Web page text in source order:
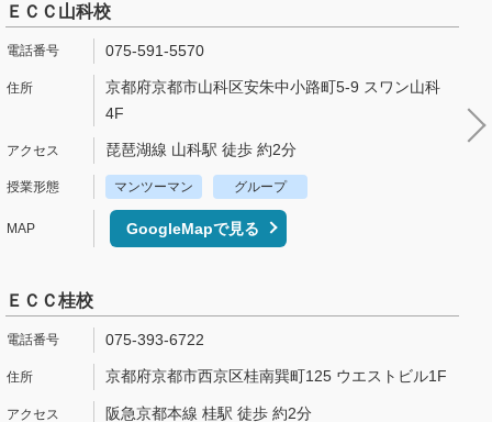
ＥＣＣ山科校
075-591-5570
京都府京都市山科区安朱中小路町5-9 スワン山科
4F
琵琶湖線 山科駅 徒歩 約2分
マンツーマン グループ
GoogleMapで見る
ＥＣＣ桂校
075-393-6722
京都府京都市西京区桂南巽町125 ウエストビル1F
阪急京都本線 桂駅 徒歩 約2分